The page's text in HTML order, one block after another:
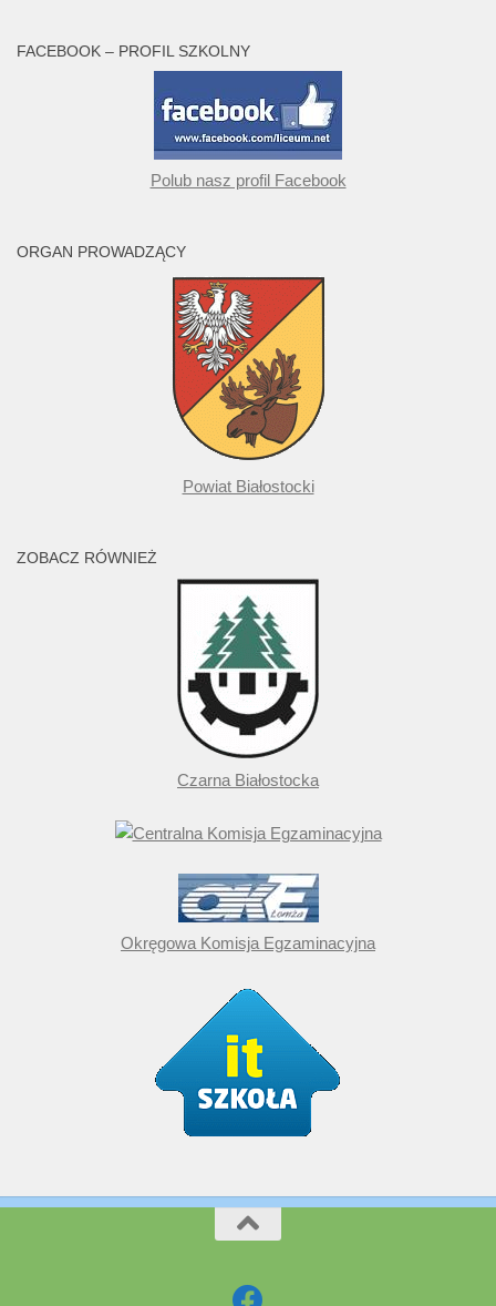
FACEBOOK – PROFIL SZKOLNY
Polub nasz profil Facebook
ORGAN PROWADZĄCY
Powiat Białostocki
ZOBACZ RÓWNIEŻ
Czarna Białostocka
Okręgowa Komisja Egzaminacyjna